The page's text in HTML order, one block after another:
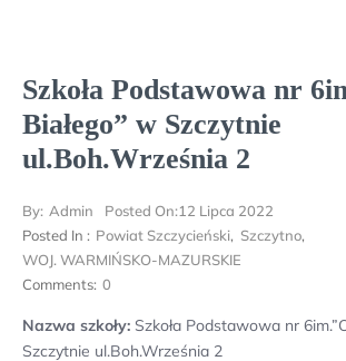
Szkoła Podstawowa nr
Białego” w Szczytnie
ul.Boh.Września 2
By: Admin Posted On:12 Lipca 2022
Posted In : Powiat Szczycieński, Szczytno,
WOJ. WARMIŃSKO-MAZURSKIE
Comments: 0
Nazwa szkoły: Szkoła Podstawowa nr
Szczytnie ul.Boh.Września 2